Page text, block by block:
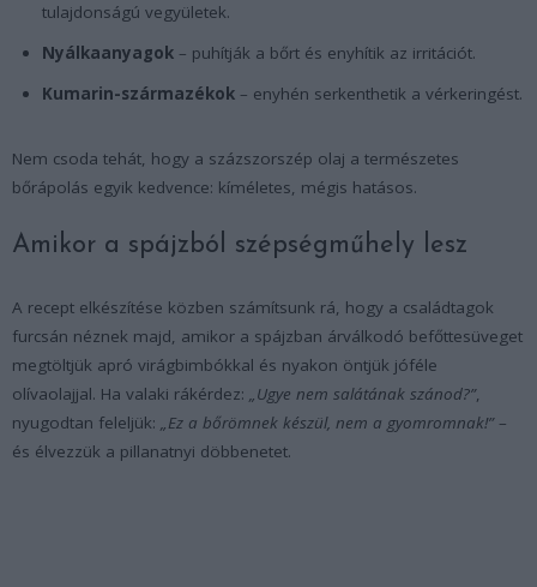
tulajdonságú vegyületek.
Nyálkaanyagok – puhítják a bőrt és enyhítik az irritációt.
Kumarin-származékok – enyhén serkenthetik a vérkeringést.
Nem csoda tehát, hogy a százszorszép olaj a természetes
bőrápolás egyik kedvence: kíméletes, mégis hatásos.
Amikor a spájzból szépségműhely lesz
A recept elkészítése közben számítsunk rá, hogy a családtagok
furcsán néznek majd, amikor a spájzban árválkodó befőttesüveget
megtöltjük apró virágbimbókkal és nyakon öntjük jóféle
olívaolajjal. Ha valaki rákérdez: „Ugye nem salátának szánod?”,
nyugodtan feleljük: „Ez a bőrömnek készül, nem a gyomromnak!”–
és élvezzük a pillanatnyi döbbenetet.